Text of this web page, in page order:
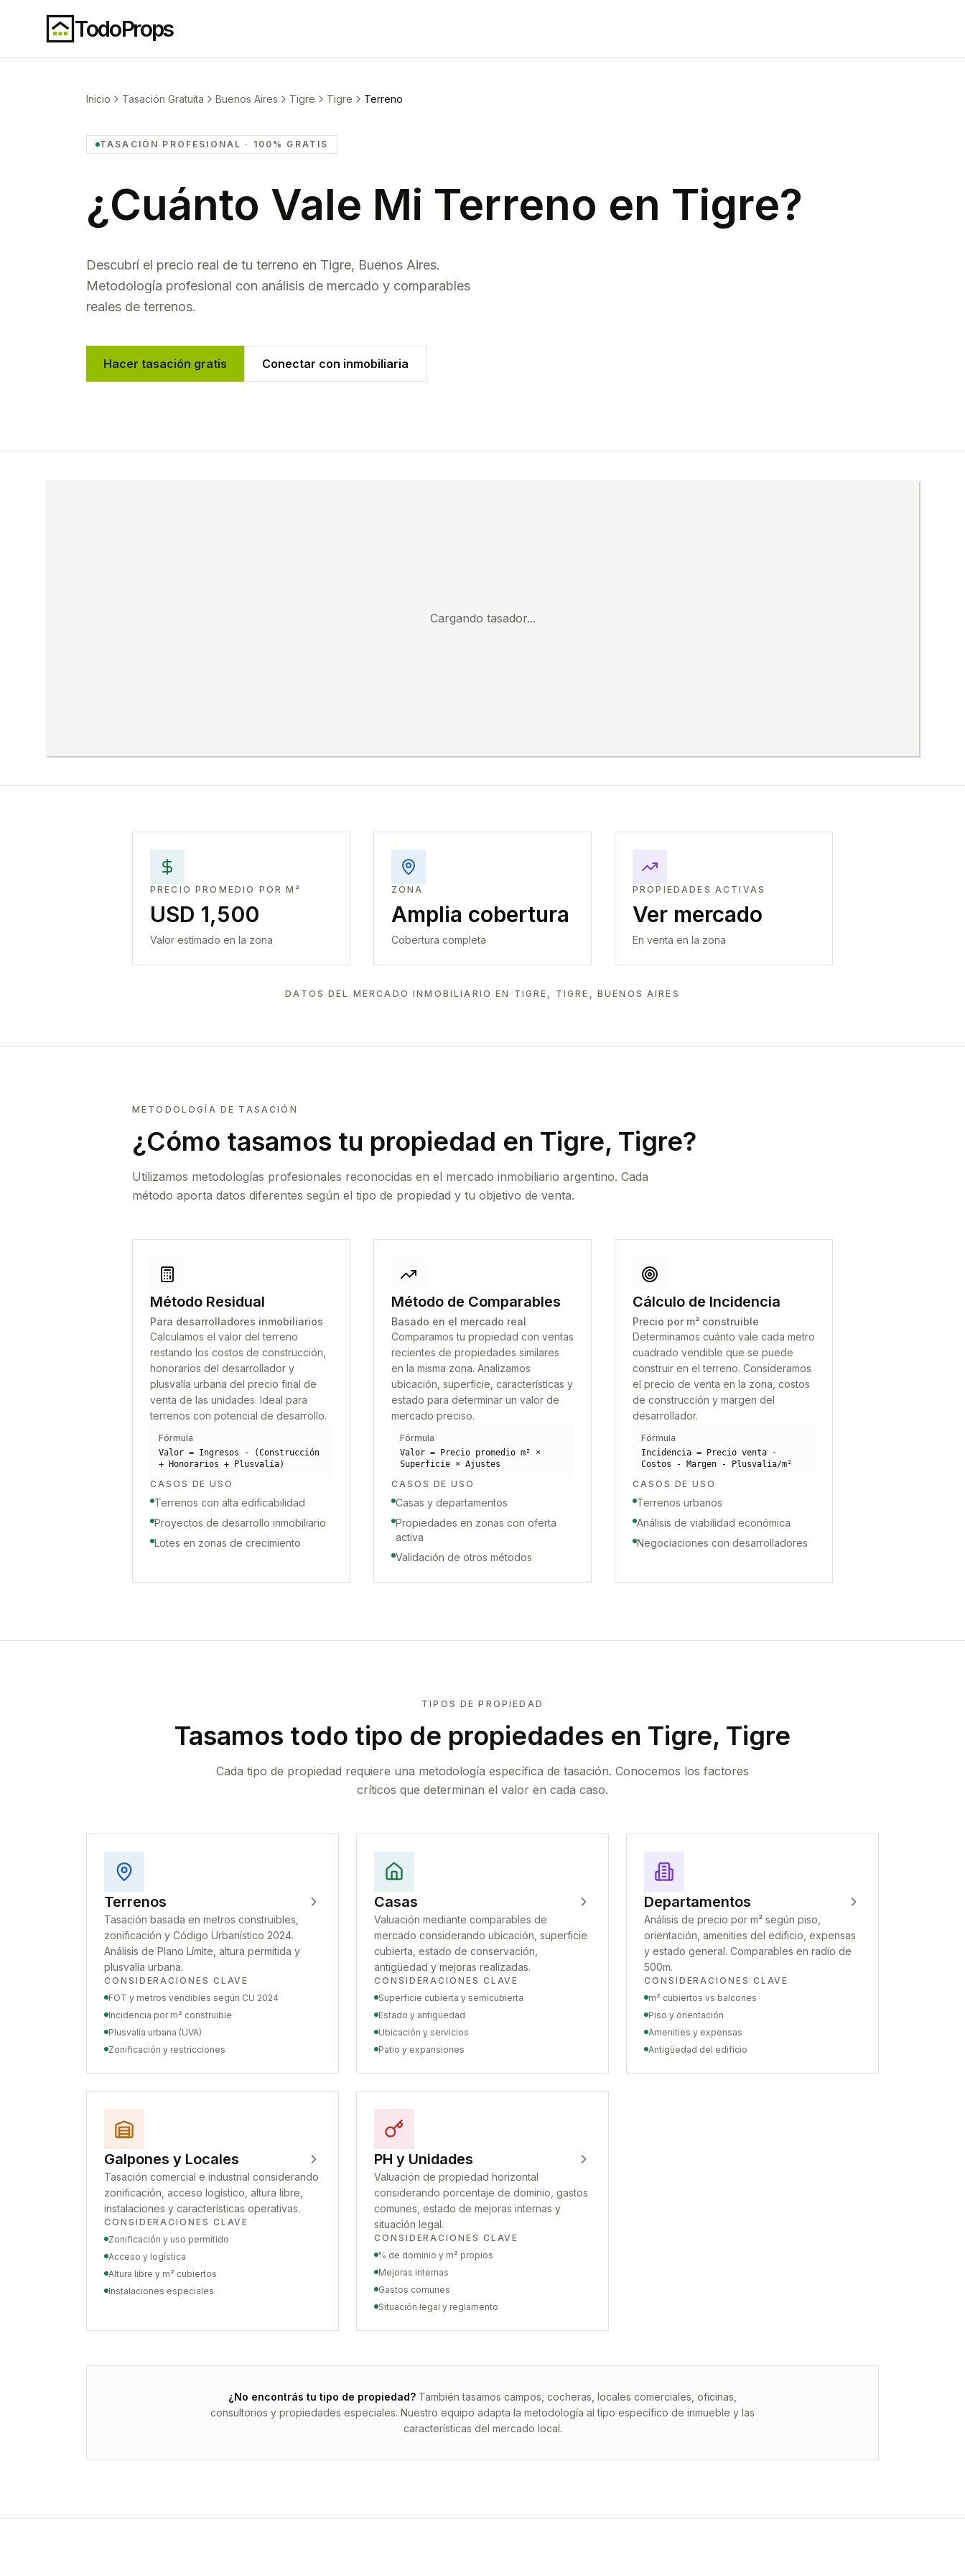
TodoProps
Inicio Tasación Gratuita Buenos Aires Tigre Tigre Terreno
TASACIÓN PROFESIONAL · 100% GRATIS
¿Cuánto Vale Mi Terreno en Tigre?
Descubrí el precio real de tu terreno en Tigre, Buenos Aires.
Metodología profesional con análisis de mercado y comparables
reales de terrenos.
Hacer tasación gratis Conectar con inmobiliaria
Cargando tasador...
PRECIO PROMEDIO POR M²
USD 1,500
Valor estimado en la zona
ZONA
Amplia cobertura
Cobertura completa
PROPIEDADES ACTIVAS
Ver mercado
En venta en la zona
DATOS DEL MERCADO INMOBILIARIO EN TIGRE, TIGRE, BUENOS AIRES
METODOLOGÍA DE TASACIÓN
¿Cómo tasamos tu propiedad en Tigre, Tigre?
Utilizamos metodologías profesionales reconocidas en el mercado inmobiliario argentino. Cada
método aporta datos diferentes según el tipo de propiedad y tu objetivo de venta.
Método Residual
Para desarrolladores inmobiliarios
Calculamos el valor del terreno
restando los costos de construcción,
honorarios del desarrollador y
plusvalía urbana del precio final de
venta de las unidades. Ideal para
terrenos con potencial de desarrollo.
Fórmula
Valor = Ingresos - (Construcción
+ Honorarios + Plusvalía)
CASOS DE USO
Terrenos con alta edificabilidad
Proyectos de desarrollo inmobiliario
Lotes en zonas de crecimiento
Método de Comparables
Basado en el mercado real
Comparamos tu propiedad con ventas
recientes de propiedades similares
en la misma zona. Analizamos
ubicación, superficie, características y
estado para determinar un valor de
mercado preciso.
Fórmula
Valor = Precio promedio m² ×
Superficie × Ajustes
CASOS DE USO
Casas y departamentos
Propiedades en zonas con oferta
activa
Validación de otros métodos
Cálculo de Incidencia
Precio por m² construible
Determinamos cuánto vale cada metro
cuadrado vendible que se puede
construir en el terreno. Consideramos
el precio de venta en la zona, costos
de construcción y margen del
desarrollador.
Fórmula
Incidencia = Precio venta -
Costos - Margen - Plusvalía/m²
CASOS DE USO
Terrenos urbanos
Análisis de viabilidad económica
Negociaciones con desarrolladores
TIPOS DE PROPIEDAD
Tasamos todo tipo de propiedades en Tigre, Tigre
Cada tipo de propiedad requiere una metodología específica de tasación. Conocemos los factores
críticos que determinan el valor en cada caso.
Terrenos
Tasación basada en metros construibles,
zonificación y Código Urbanístico 2024.
Análisis de Plano Límite, altura permitida y
plusvalía urbana.
CONSIDERACIONES CLAVE
FOT y metros vendibles según CU 2024
Incidencia por m² construible
Plusvalía urbana (UVA)
Zonificación y restricciones
Casas
Valuación mediante comparables de
mercado considerando ubicación, superficie
cubierta, estado de conservación,
antigüedad y mejoras realizadas.
CONSIDERACIONES CLAVE
Superficie cubierta y semicubierta
Estado y antigüedad
Ubicación y servicios
Patio y expansiones
Departamentos
Análisis de precio por m² según piso,
orientación, amenities del edificio, expensas
y estado general. Comparables en radio de
500m.
CONSIDERACIONES CLAVE
m² cubiertos vs balcones
Piso y orientación
Amenities y expensas
Antigüedad del edificio
Galpones y Locales
Tasación comercial e industrial considerando
zonificación, acceso logístico, altura libre,
instalaciones y características operativas.
CONSIDERACIONES CLAVE
Zonificación y uso permitido
Acceso y logística
Altura libre y m² cubiertos
Instalaciones especiales
PH y Unidades
Valuación de propiedad horizontal
considerando porcentaje de dominio, gastos
comunes, estado de mejoras internas y
situación legal.
CONSIDERACIONES CLAVE
% de dominio y m² propios
Mejoras internas
Gastos comunes
Situación legal y reglamento
¿No encontrás tu tipo de propiedad? También tasamos campos, cocheras, locales comerciales, oficinas,
consultorios y propiedades especiales. Nuestro equipo adapta la metodología al tipo específico de inmueble y las
características del mercado local.